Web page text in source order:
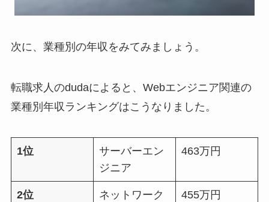
次に、業種別の年収をみてみましょう。
転職求人のdudaによると、Webエンジニア関連の
業種別年収ランキングはこうなりました。
1位
サーバーエン
ジニア
463万円
2位
ネットワーク
455万円